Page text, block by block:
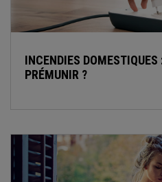
INCENDIES
PRÉMUNIR ?